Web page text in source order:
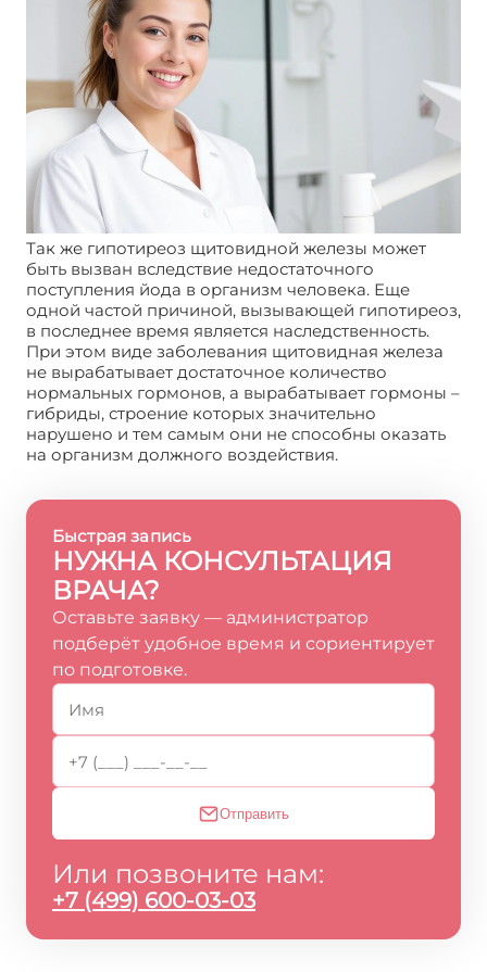
Так же гипотиреоз щитовидной железы может
быть вызван вследствие недостаточного
поступления йода в организм человека. Еще
одной частой причиной, вызывающей гипотиреоз,
в последнее время является наследственность.
При этом виде заболевания щитовидная железа
не вырабатывает достаточное количество
нормальных гормонов, а вырабатывает гормоны –
гибриды, строение которых значительно
нарушено и тем самым они не способны оказать
на организм должного воздействия.
Быстрая запись
НУЖНА КОНСУЛЬТАЦИЯ
ВРАЧА?
Оставьте заявку — администратор
подберёт удобное время и сориентирует
по подготовке.
Отправить
Или позвоните нам:
+7 (499) 600-03-03